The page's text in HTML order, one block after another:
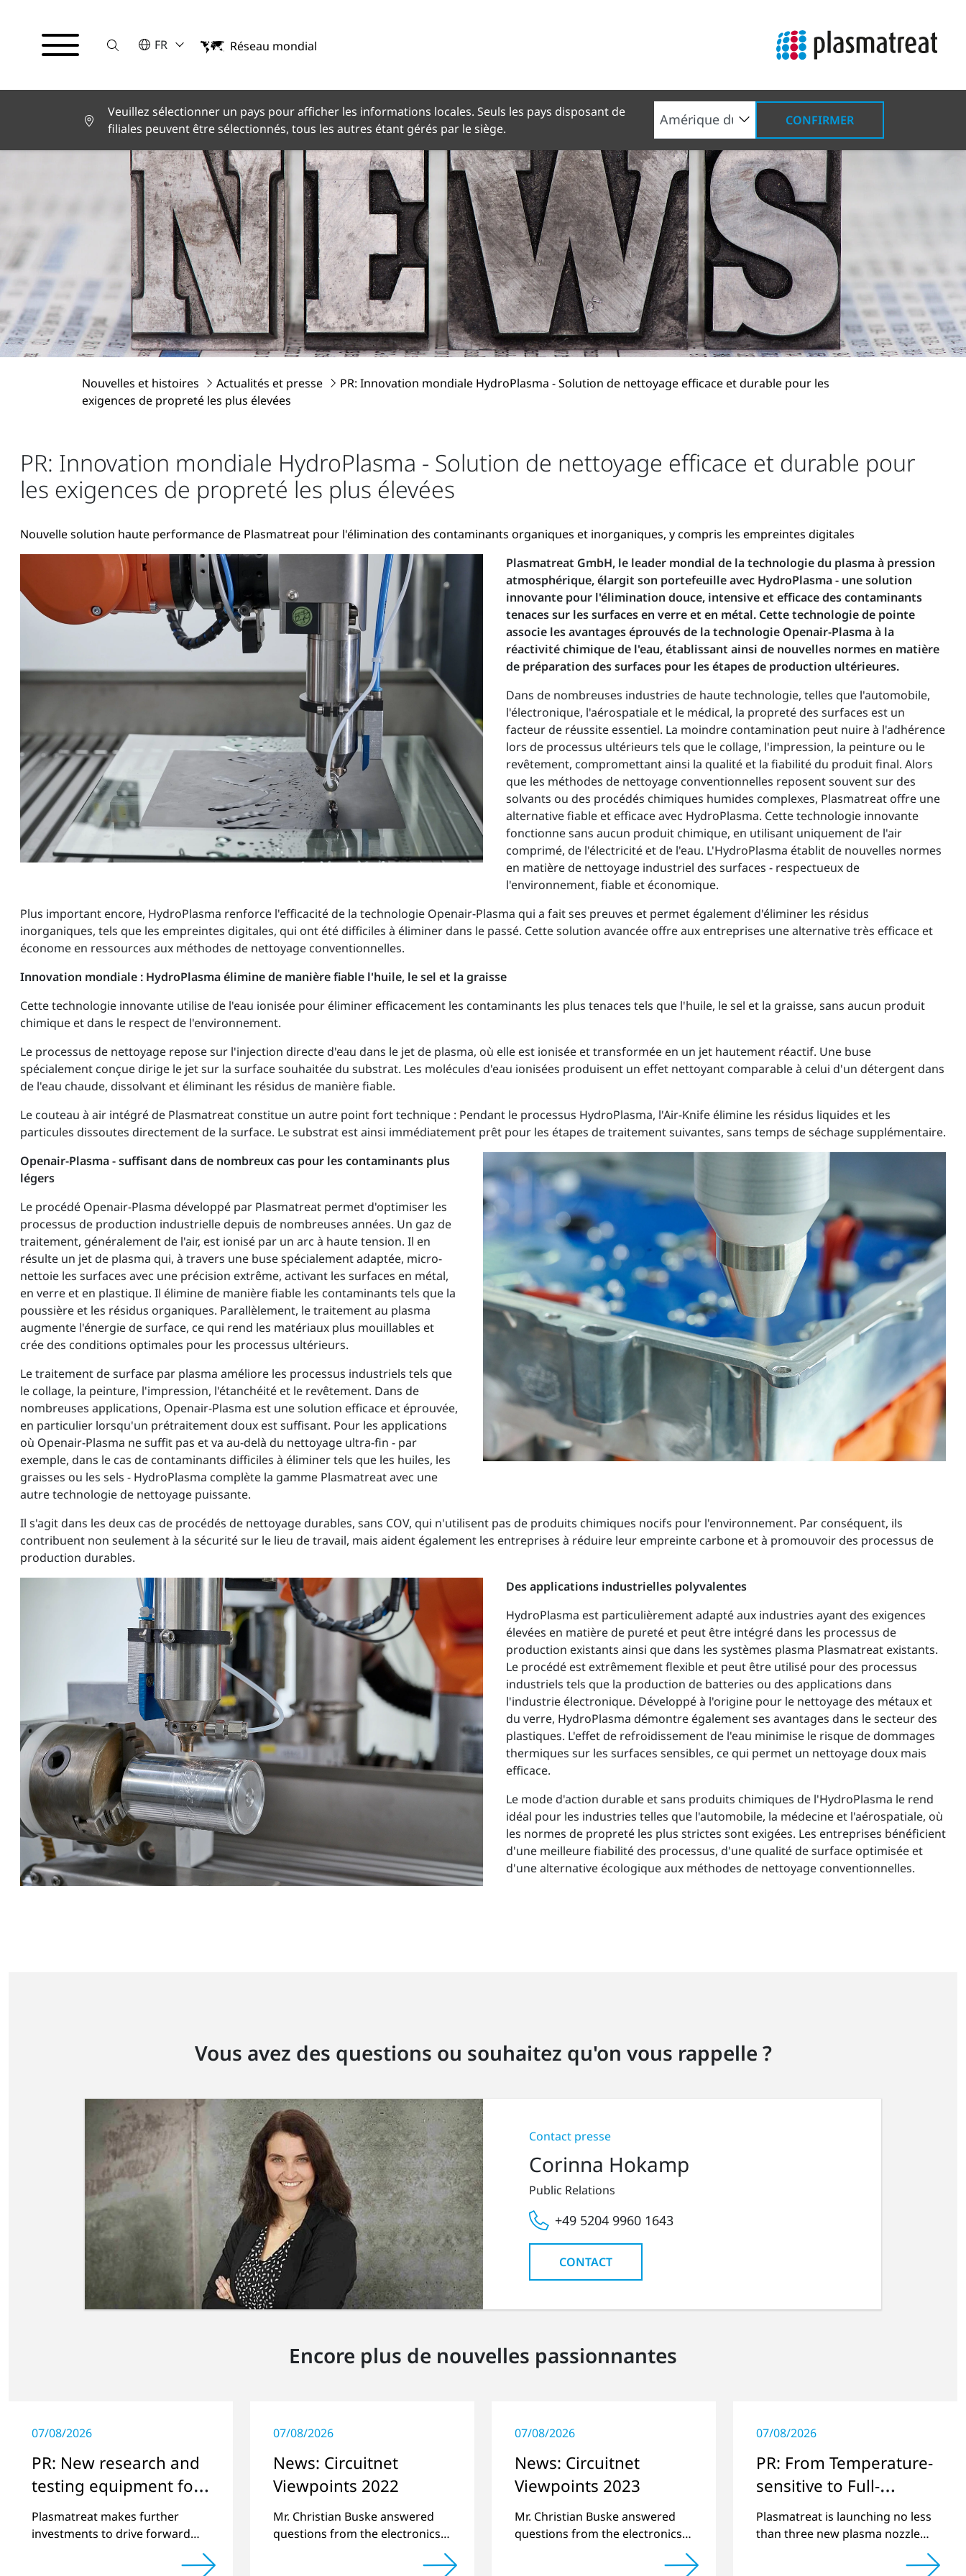
SucheVEUILLEZ SÉLECTIONNER UNE LANGUE
FR
English
Español
Français
Italiano
Türkçe
日本語
한국어
中文
Réseau mondial
Veuillez sélectionner un pays pour afficher les informations locales. Seuls les pays disposant de
filiales peuvent être sélectionnés, tous les autres étant gérés par le siège.
CONFIRMER
Nouvelles et histoires Actualités et presse
PR: Innovation mondiale HydroPlasma - Solution de nettoyage efficace et durable pour les
exigences de propreté les plus élevées
PR: Innovation mondiale HydroPlasma - Solution de nettoyage efficace et durable pour
les exigences de propreté les plus élevées
Nouvelle solution haute performance de Plasmatreat pour l'élimination des contaminants organiques et inorganiques, y compris les empreintes digitales
Plasmatreat GmbH, le leader mondial de la technologie du plasma à pression
atmosphérique, élargit son portefeuille avec HydroPlasma - une solution
innovante pour l'élimination douce, intensive et efficace des contaminants
tenaces sur les surfaces en verre et en métal. Cette technologie de pointe
associe les avantages éprouvés de la technologie Openair-Plasma à la
réactivité chimique de l'eau, établissant ainsi de nouvelles normes en matière
de préparation des surfaces pour les étapes de production ultérieures.
Dans de nombreuses industries de haute technologie, telles que l'automobile,
l'électronique, l'aérospatiale et le médical, la propreté des surfaces est un
facteur de réussite essentiel. La moindre contamination peut nuire à l'adhérence
lors de processus ultérieurs tels que le collage, l'impression, la peinture ou le
revêtement, compromettant ainsi la qualité et la fiabilité du produit final. Alors
que les méthodes de nettoyage conventionnelles reposent souvent sur des
solvants ou des procédés chimiques humides complexes, Plasmatreat offre une
alternative fiable et efficace avec HydroPlasma. Cette technologie innovante
fonctionne sans aucun produit chimique, en utilisant uniquement de l'air
comprimé, de l'électricité et de l'eau. L'HydroPlasma établit de nouvelles normes
en matière de nettoyage industriel des surfaces - respectueux de
l'environnement, fiable et économique.
Plus important encore, HydroPlasma renforce l'efficacité de la technologie Openair-Plasma qui a fait ses preuves et permet également d'éliminer les résidus
inorganiques, tels que les empreintes digitales, qui ont été difficiles à éliminer dans le passé. Cette solution avancée offre aux entreprises une alternative très efficace et
économe en ressources aux méthodes de nettoyage conventionnelles.
Innovation mondiale : HydroPlasma élimine de manière fiable l'huile, le sel et la graisse
Cette technologie innovante utilise de l'eau ionisée pour éliminer efficacement les contaminants les plus tenaces tels que l'huile, le sel et la graisse, sans aucun produit
chimique et dans le respect de l'environnement.
Le processus de nettoyage repose sur l'injection directe d'eau dans le jet de plasma, où elle est ionisée et transformée en un jet hautement réactif. Une buse
spécialement conçue dirige le jet sur la surface souhaitée du substrat. Les molécules d'eau ionisées produisent un effet nettoyant comparable à celui d'un détergent dans
de l'eau chaude, dissolvant et éliminant les résidus de manière fiable.
Le couteau à air intégré de Plasmatreat constitue un autre point fort technique : Pendant le processus HydroPlasma, l'Air-Knife élimine les résidus liquides et les
particules dissoutes directement de la surface. Le substrat est ainsi immédiatement prêt pour les étapes de traitement suivantes, sans temps de séchage supplémentaire.
Openair-Plasma - suffisant dans de nombreux cas pour les contaminants plus
légers
Le procédé Openair-Plasma développé par Plasmatreat permet d'optimiser les
processus de production industrielle depuis de nombreuses années. Un gaz de
traitement, généralement de l'air, est ionisé par un arc à haute tension. Il en
résulte un jet de plasma qui, à travers une buse spécialement adaptée, micro-
nettoie les surfaces avec une précision extrême, activant les surfaces en métal,
en verre et en plastique. Il élimine de manière fiable les contaminants tels que la
poussière et les résidus organiques. Parallèlement, le traitement au plasma
augmente l'énergie de surface, ce qui rend les matériaux plus mouillables et
crée des conditions optimales pour les processus ultérieurs.
Le traitement de surface par plasma améliore les processus industriels tels que
le collage, la peinture, l'impression, l'étanchéité et le revêtement. Dans de
nombreuses applications, Openair-Plasma est une solution efficace et éprouvée,
en particulier lorsqu'un prétraitement doux est suffisant. Pour les applications
où Openair-Plasma ne suffit pas et va au-delà du nettoyage ultra-fin - par
exemple, dans le cas de contaminants difficiles à éliminer tels que les huiles, les
graisses ou les sels - HydroPlasma complète la gamme Plasmatreat avec une
autre technologie de nettoyage puissante.
Il s'agit dans les deux cas de procédés de nettoyage durables, sans COV, qui n'utilisent pas de produits chimiques nocifs pour l'environnement. Par conséquent, ils
contribuent non seulement à la sécurité sur le lieu de travail, mais aident également les entreprises à réduire leur empreinte carbone et à promouvoir des processus de
production durables.
Des applications industrielles polyvalentes
HydroPlasma est particulièrement adapté aux industries ayant des exigences
élevées en matière de pureté et peut être intégré dans les processus de
production existants ainsi que dans les systèmes plasma Plasmatreat existants.
Le procédé est extrêmement flexible et peut être utilisé pour des processus
industriels tels que la production de batteries ou des applications dans
l'industrie électronique. Développé à l'origine pour le nettoyage des métaux et
du verre, HydroPlasma démontre également ses avantages dans le secteur des
plastiques. L'effet de refroidissement de l'eau minimise le risque de dommages
thermiques sur les surfaces sensibles, ce qui permet un nettoyage doux mais
efficace.
Le mode d'action durable et sans produits chimiques de l'HydroPlasma le rend
idéal pour les industries telles que l'automobile, la médecine et l'aérospatiale, où
les normes de propreté les plus strictes sont exigées. Les entreprises bénéficient
d'une meilleure fiabilité des processus, d'une qualité de surface optimisée et
d'une alternative écologique aux méthodes de nettoyage conventionnelles.
Vous avez des questions ou souhaitez qu'on vous rappelle ?
Contact presse
Corinna Hokamp
Public Relations
+49 5204 9960 1643
CONTACT
Encore plus de nouvelles passionnantes
07/08/2026
PR: New research and
testing equipment for
highly technical
surface treatment
Plasmatreat makes further
investments to drive forward
07/08/2026
News: Circuitnet
Viewpoints 2022
Mr. Christian Buske answered
questions from the electronics
regarding a review of 2021 and
07/08/2026
News: Circuitnet
Viewpoints 2023
Mr. Christian Buske answered
questions from the electronics
regarding a review of 2022 and
07/08/2026
PR: From Temperature-
sensitive to Full-
surface
Plasmatreat is launching no less
than three new plasma nozzles
portfolio to include these special